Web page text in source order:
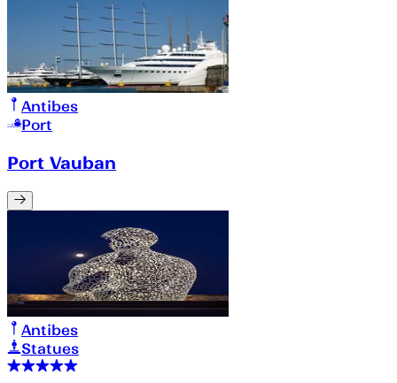
Antibes
Port
Port Vauban
Antibes
Statues